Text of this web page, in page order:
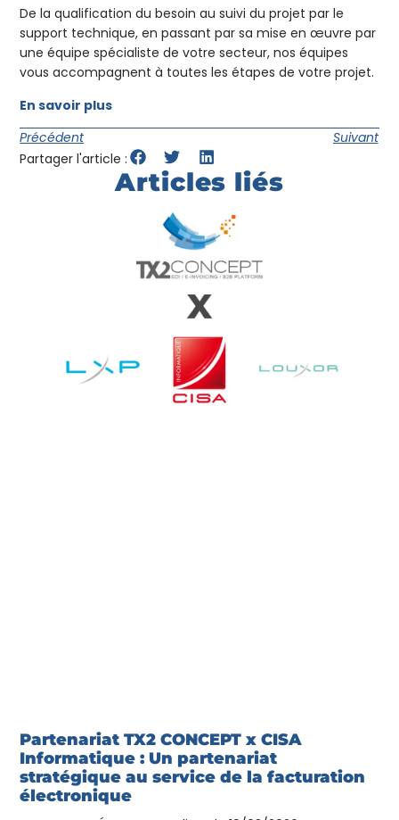
De la qualification du besoin au suivi du projet par le
support technique, en passant par sa mise en œuvre par
une équipe spécialiste de votre secteur, nos équipes
vous accompagnent à toutes les étapes de votre projet.
En savoir plus
Précédent
Suivant
Partager l'article :
Articles liés
Partenariat TX2 CONCEPT x CISA
Informatique : Un partenariat
stratégique au service de la facturation
électronique